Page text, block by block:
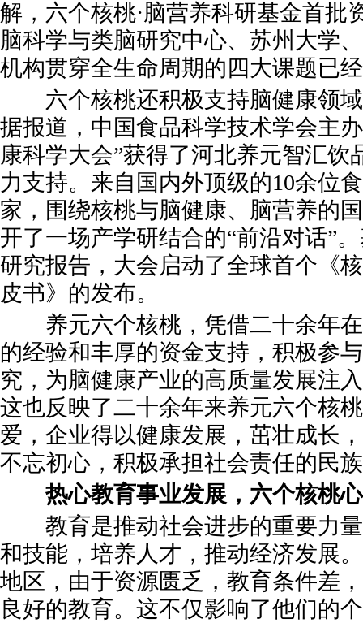
解，六个核桃·脑营养科研基金首
脑科学与类脑研究中心、苏州大学
机构贯穿全生命周期的四大课题已
六个核桃还积极支持脑健康领域
据报道，中国食品科学技术学会主
康科学大会”获得了河北养元智汇饮
力支持。来自国内外顶级的10余位
家，围绕核桃与脑健康、脑营养的
开了一场产学研结合的“前沿对话”
研究报告，大会启动了全球首个《
皮书》的发布。
养元六个核桃，凭借二十余年在
的经验和丰厚的资金支持，积极参
究，为脑健康产业的高质量发展注
这也反映了二十余年来养元六个核
爱，企业得以健康发展，茁壮成长
不忘初心，积极承担社会责任的民
热心教育事业发展，六个核桃
教育是推动社会进步的重要力量
和技能，培养人才，推动经济发展
地区，由于资源匮乏，教育条件差
良好的教育。这不仅影响了他们的